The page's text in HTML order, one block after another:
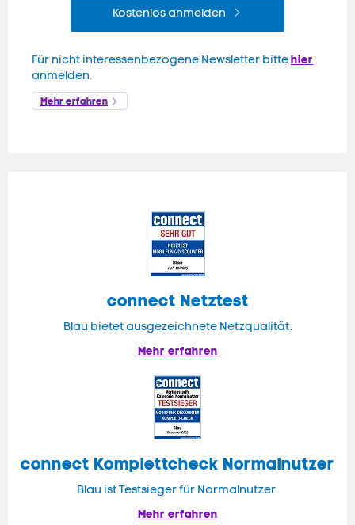
Kostenlos anmelden
Für nicht interessenbezogene Newsletter bittehier
anmelden.
Mehr erfahren
connect Netztest
Blau bietet ausgezeichnete Netzqualität.
Mehr erfahren
connect Komplettcheck Normalnutzer
Blau ist Testsieger für Normalnutzer.
Mehr erfahren